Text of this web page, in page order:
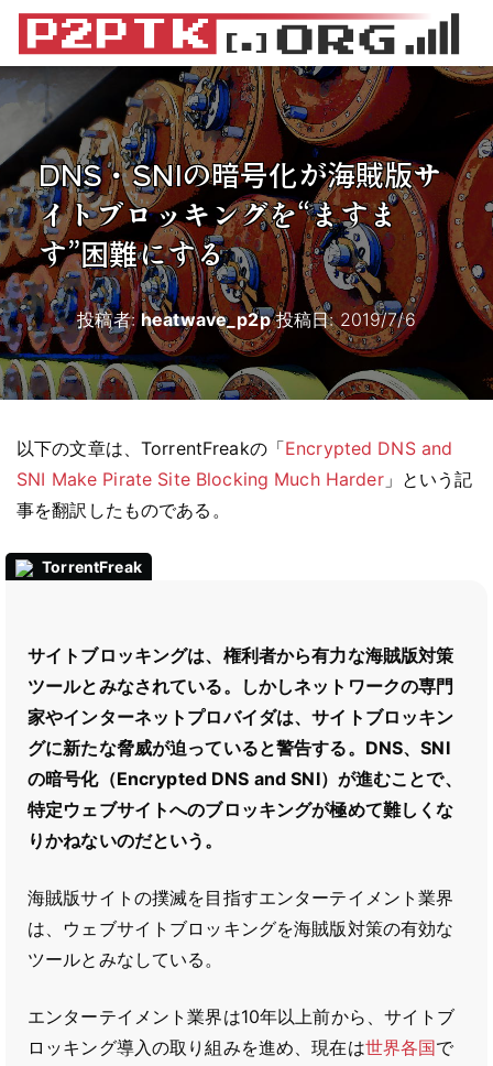
DNS・SNIの暗号化が海賊版サ
イトブロッキングを“ますま
す”困難にする
投稿者:heatwave_p2p投稿日:2019/7/6
以下の文章は、TorrentFreakの「Encrypted DNS and
SNI Make Pirate Site Blocking Much Harder」という記
事を翻訳したものである。
TorrentFreak
サイトブロッキングは、権利者から有力な海賊版対策
ツールとみなされている。しかしネットワークの専門
家やインターネットプロバイダは、サイトブロッキン
グに新たな脅威が迫っていると警告する。DNS、SNI
の暗号化（Encrypted DNS and SNI）が進むことで、
特定ウェブサイトへのブロッキングが極めて難しくな
りかねないのだという。
海賊版サイトの撲滅を目指すエンターテイメント業界
は、ウェブサイトブロッキングを海賊版対策の有効な
ツールとみなしている。
エンターテイメント業界は10年以上前から、サイトブ
ロッキング導入の取り組みを進め、現在は世界各国で